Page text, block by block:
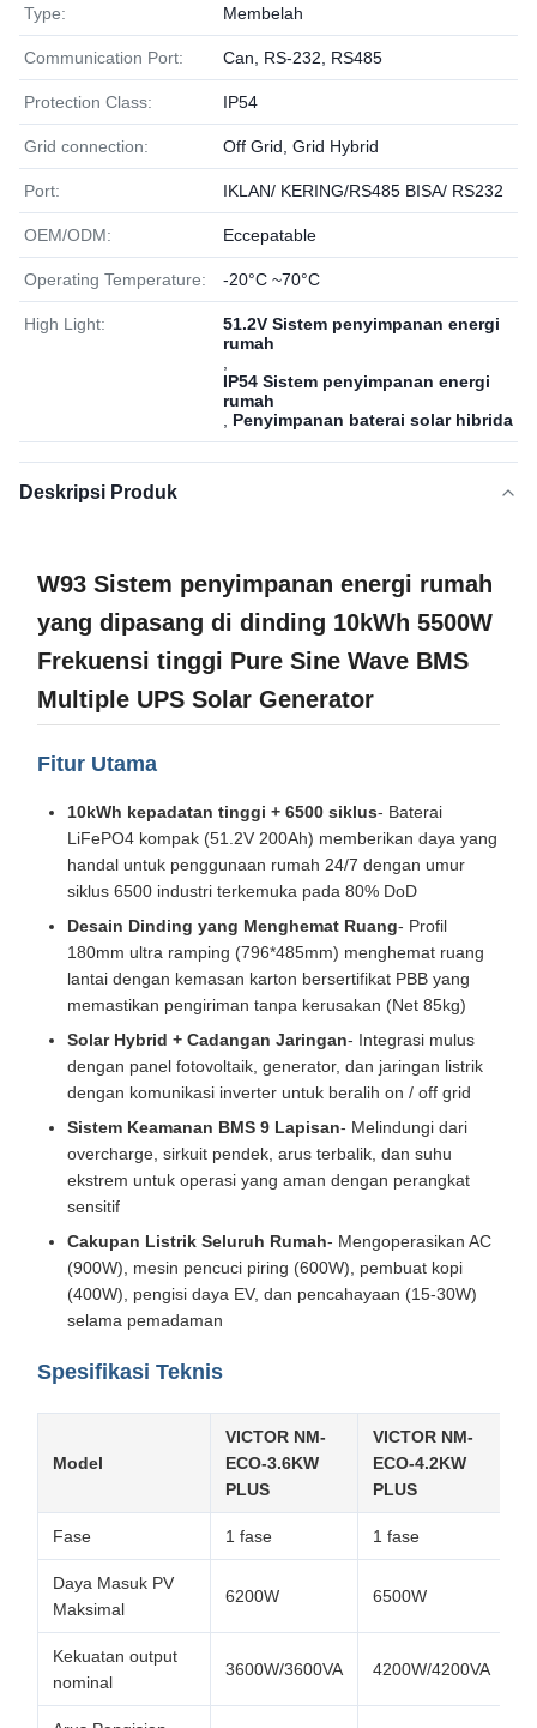
Type: Membelah
Communication Port: Can, RS-232, RS485
Protection Class: IP54
Grid connection: Off Grid, Grid Hybrid
Port: IKLAN/ KERING/RS485 BISA/ RS232
OEM/ODM: Eccepatable
Operating Temperature: -20°C ~70°C
High Light:
51.2V Sistem penyimpanan energi
rumah
IP54 Sistem penyimpanan energi
rumah
Penyimpanan baterai solar hibrida
Deskripsi Produk
W93 Sistem penyimpanan energi rumah
yang dipasang di dinding 10kWh 5500W
Frekuensi tinggi Pure Sine Wave BMS
Multiple UPS Solar Generator
Fitur Utama
10kWh kepadatan tinggi + 6500 siklus- Baterai
LiFePO4 kompak (51.2V 200Ah) memberikan daya yang
handal untuk penggunaan rumah 24/7 dengan umur
siklus 6500 industri terkemuka pada 80% DoD
Desain Dinding yang Menghemat Ruang- Profil
180mm ultra ramping (796*485mm) menghemat ruang
lantai dengan kemasan karton bersertifikat PBB yang
memastikan pengiriman tanpa kerusakan (Net 85kg)
Solar Hybrid + Cadangan Jaringan- Integrasi mulus
dengan panel fotovoltaik, generator, dan jaringan listrik
dengan komunikasi inverter untuk beralih on / off grid
Sistem Keamanan BMS 9 Lapisan- Melindungi dari
overcharge, sirkuit pendek, arus terbalik, dan suhu
ekstrem untuk operasi yang aman dengan perangkat
sensitif
Cakupan Listrik Seluruh Rumah- Mengoperasikan AC
(900W), mesin pencuci piring (600W), pembuat kopi
(400W), pengisi daya EV, dan pencahayaan (15-30W)
selama pemadaman
Spesifikasi Teknis
Model
VICTOR NM-
ECO-3.6KW
PLUS
VICTOR NM-
ECO-4.2KW
PLUS
Fase 1 fase 1 fase
Daya Masuk PV
Maksimal
6200W 6500W
Kekuatan output
nominal
3600W/3600VA 4200W/4200VA